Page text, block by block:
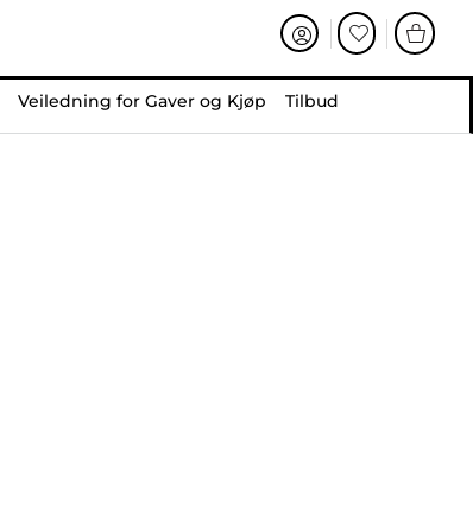
Veiledning for Gaver og Kjøp Tilbud